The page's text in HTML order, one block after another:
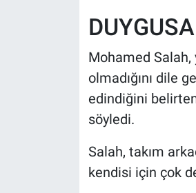
Mohamed Salah,
olmadığını dile
edindiğini belirten
söyledi.
Salah, takım
kendisi için çok